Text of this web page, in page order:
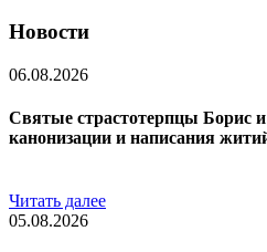
Новости
06.08.2026
Святые страстотерпцы Борис
канонизации и написания
Читать далее
05.08.2026